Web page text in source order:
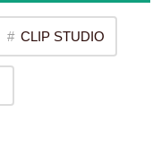
CLIP STUDIO